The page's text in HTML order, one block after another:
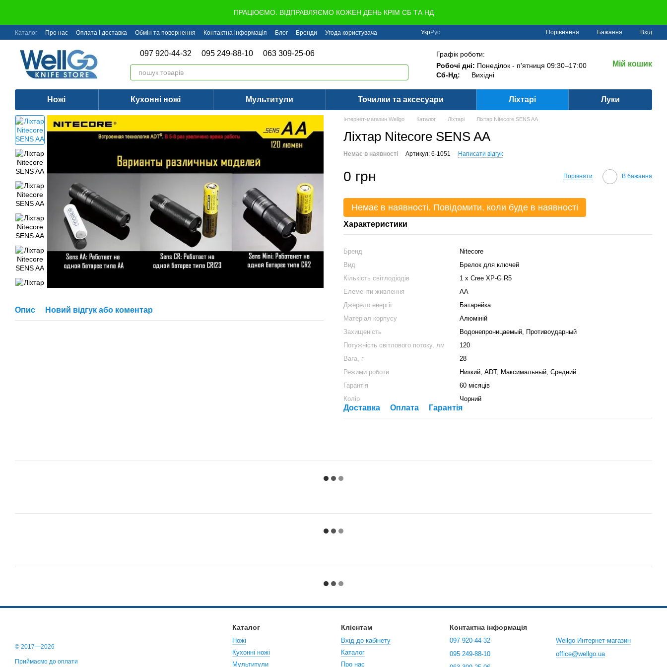
ПРАЦЮЄМО. ВІДПРАВЛЯЄМО КОЖЕН ДЕНЬ КРІМ СБ ТА НД
Каталог Про нас Оплата і доставка Обмін та повернення Контактна інформація Блог Бренди Угода користувача УкрРус Порівняння Бажання Вхід
097 920-44-32 095 249-88-10 063 309-25-06
Графік роботи:
Робочі дні: Понеділок - п'ятниця 09:30–17:00
Сб-Нд:
Вихідні
Мій кошик
Ножі Кухонні ножі Мультитули Точилки та аксесуари Ліхтарі Луки
Опис Новий відгук або коментар
Інтернет-магазин Wellgo Каталог Ліхтарі Ліхтар Nitecore SENS AA
Ліхтар Nitecore SENS AA
Немає в наявності Артикул: 6-1051 Написати відгук
0 грн Порівняти В бажання
Немає в наявності. Повідомити, коли буде в наявності
Характеристики
Бренд
Nitecore
Вид
Брелок для ключей
Кількість світлодіодів
1 х Cree XP-G R5
Елементи живлення
AA
Джерело енергії
Батарейка
Матеріал корпусу
Алюміній
Захищеність
Водонепроницаемый, Противоударный
Потужність світлового потоку, лм
120
Вага, г
28
Режими роботи
Низкий, ADT, Максимальный, Средний
Гарантія
60 місяців
Колір
Чорний
Доставка Оплата Гарантія
© 2017—2026
Приймаємо до оплати
Каталог
Ножі
Кухонні ножі
Мультитули
Клієнтам
Вхід до кабінету
Каталог
Про нас
Контактна інформація
097 920-44-32
095 249-88-10
Wellgo Интернет-магазин
office@wellgo.ua